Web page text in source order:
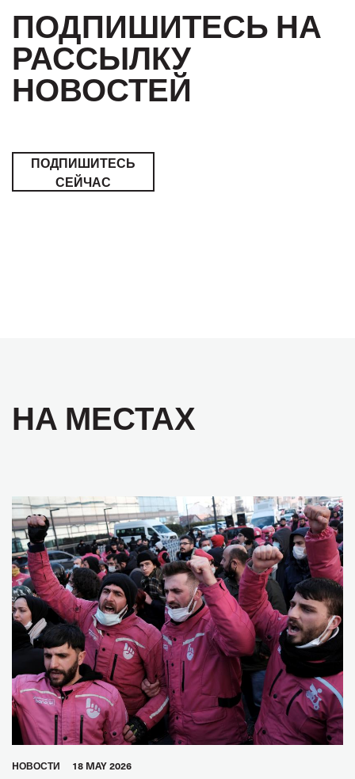
ПОДПИШИТЕСЬ НА
РАССЫЛКУ
НОВОСТЕЙ
ПОДПИШИТЕСЬ
СЕЙЧАС
НА МЕСТАХ
HОВОСТИ 18 MAY 2026